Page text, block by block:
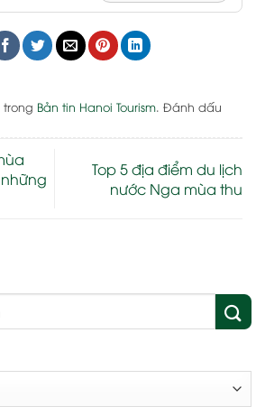
Bản tin Hanoi Tourism. Đánh dấu
Top 5 địa điểm du lịch
nước Nga mùa thu